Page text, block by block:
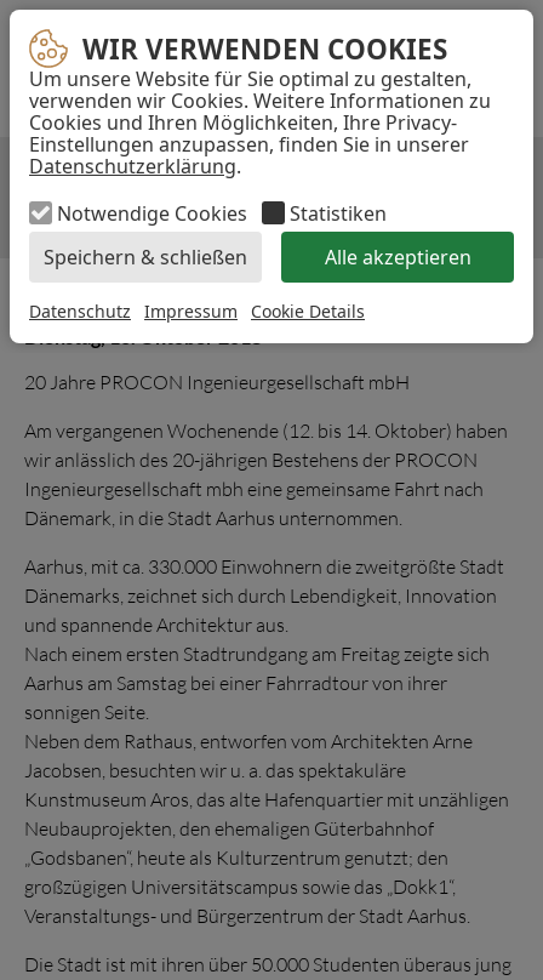
WIR VERWENDEN COOKIES
Um unsere Website für Sie optimal zu gestalten,
verwenden wir Cookies. Weitere Informationen zu
Cookies und Ihren Möglichkeiten, Ihre Privacy-
Einstellungen anzupassen, finden Sie in unserer
Datenschutzerklärung.
Notwendige Cookies
Statistiken
Speichern & schließen
Alle akzeptieren
Datenschutz Impressum Cookie Details
WIR VERWENDEN COOKIES
...
Akzeptieren
Navigation
überspringen
E-
MAIL-
ADRESSE
JUBILÄUMSFAHRT NACH AARHUS
20 Jahre PROCON Ingenieurgesellschaft mbH
Am vergangenen Wochenende (12. bis 14. Oktober) haben
wir anlässlich des 20-jährigen Bestehens der PROCON
Ingenieurgesellschaft mbh eine gemeinsame Fahrt nach
Dänemark, in die Stadt Aarhus unternommen.
Aarhus, mit ca. 330.000 Einwohnern die zweitgrößte Stadt
Dänemarks, zeichnet sich durch Lebendigkeit, Innovation
und spannende Architektur aus.
Nach einem ersten Stadtrundgang am Freitag zeigte sich
Aarhus am Samstag bei einer Fahrradtour von ihrer
sonnigen Seite.
Neben dem Rathaus, entworfen vom Architekten Arne
Jacobsen, besuchten wir u. a. das spektakuläre
Kunstmuseum Aros, das alte Hafenquartier mit unzähligen
Neubauprojekten, den ehemaligen Güterbahnhof
„Godsbanen“, heute als Kulturzentrum genutzt; den
großzügigen Universitätscampus sowie das „Dokk1“,
Veranstaltungs- und Bürgerzentrum der Stadt Aarhus.
Die Stadt ist mit ihren über 50.000 Studenten überaus jung